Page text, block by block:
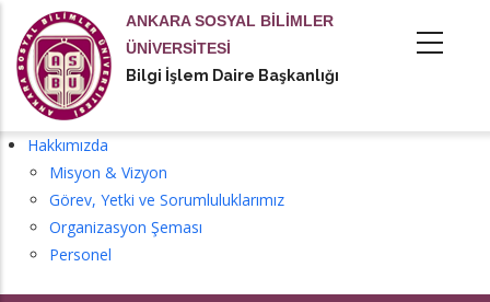
içeriğe
atla
ANKARA SOSYAL BİLİMLER
ÜNİVERSİTESİ
Bilgi İşlem Daire Başkanlığı
actions
Hakkımızda
Misyon & Vizyon
Görev, Yetki ve Sorumluluklarımız
Organizasyon Şeması
Personel